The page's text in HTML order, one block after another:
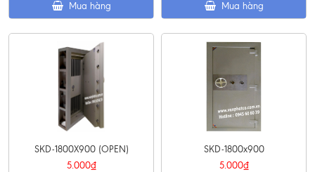
Mua hàng Mua hàng
SKD-1800X900 (OPEN)
5.000₫
SKD-1800x900
5.000₫